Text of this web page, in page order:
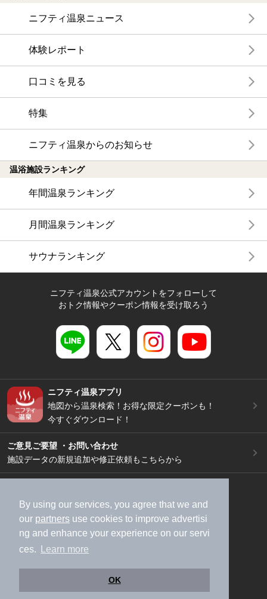
By using our services, you agree that we and
our partners use cookies to improve advertisi
ng and enhance your experience on our servi
ces.
Learn more
OK
ニフティ温泉ニュース
体験レポート
口コミを見る
特集
ニフティ温泉からのお知らせ
温浴施設ランキング
年間温泉ランキング
月間温泉ランキング
サウナランキング
ニフティ温泉公式アカウントをフォローして
おトク情報やクーポン情報を受け取ろう
ニフティ温泉アプリ
地図から温泉検索！お得な限定クーポンも！
今すぐダウンロード！
ご意見ご要望 ・お問い合わせ
施設データの新規追加や修正依頼もこちらから
加盟店募集（資料請求）
広告出稿のご案内
利用規約
ライフスタイルMEMBERS+規約
特定商取引法に基づく表記
ヘルプ
採用情報
運営会社